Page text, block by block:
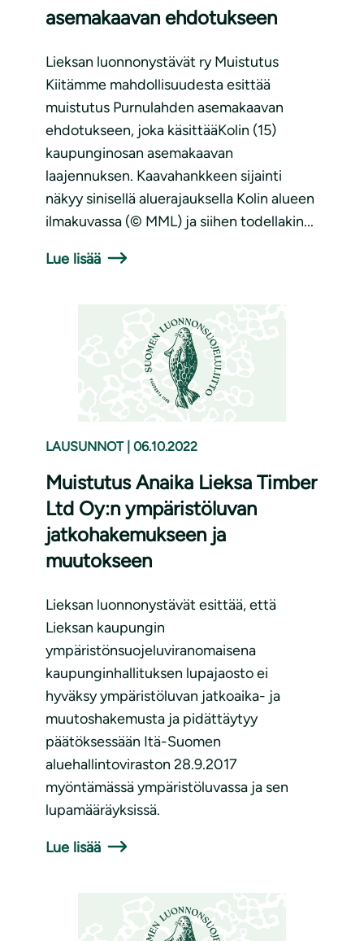
asemakaavan ehdotukseen
Lieksan luonnonystävät ry Muistutus
Kiitämme mahdollisuudesta esittää
muistutus Purnulahden asemakaavan
ehdotukseen, joka käsittääKolin (15)
kaupunginosan asemakaavan
laajennuksen. Kaavahankkeen sijainti
näkyy sinisellä aluerajauksella Kolin alueen
ilmakuvassa (© MML) ja siihen todellakin...
Lue lisää
LAUSUNNOT 06.10.2022
Muistutus Anaika Lieksa Timber
Ltd Oy:n ympäristöluvan
jatkohakemukseen ja
muutokseen
Lieksan luonnonystävät esittää, että
Lieksan kaupungin
ympäristönsuojeluviranomaisena
kaupunginhallituksen lupajaosto ei
hyväksy ympäristöluvan jatkoaika- ja
muutoshakemusta ja pidättäytyy
päätöksessään Itä-Suomen
aluehallintoviraston 28.9.2017
myöntämässä ympäristöluvassa ja sen
lupamääräyksissä.
Lue lisää